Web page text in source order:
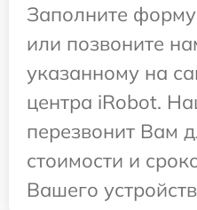
Заполните
или позвоните
указанному на
центра iRobot.
перезвонит Вам
стоимости и
Вашего